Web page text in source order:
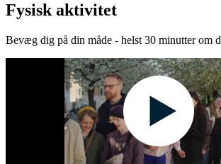
Fysisk aktivitet
Bevæg dig på din måde - helst 30 minutter om